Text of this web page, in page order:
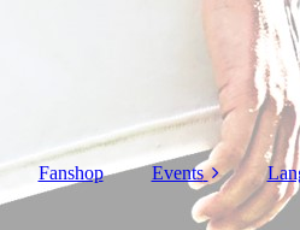
Fanshop Events
Karneval